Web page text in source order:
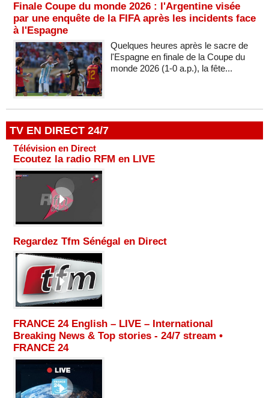
Finale Coupe du monde 2026 : l'Argentine visée
par une enquête de la FIFA après les incidents face
à l'Espagne
Quelques heures après le sacre de
l'Espagne en finale de la Coupe du
monde 2026 (1-0 a.p.), la fête...
TV EN DIRECT 24/7
Télévision en Direct
Ecoutez la radio RFM en LIVE
Regardez Tfm Sénégal en Direct
FRANCE 24 English – LIVE – International
Breaking News & Top stories - 24/7 stream •
FRANCE 24